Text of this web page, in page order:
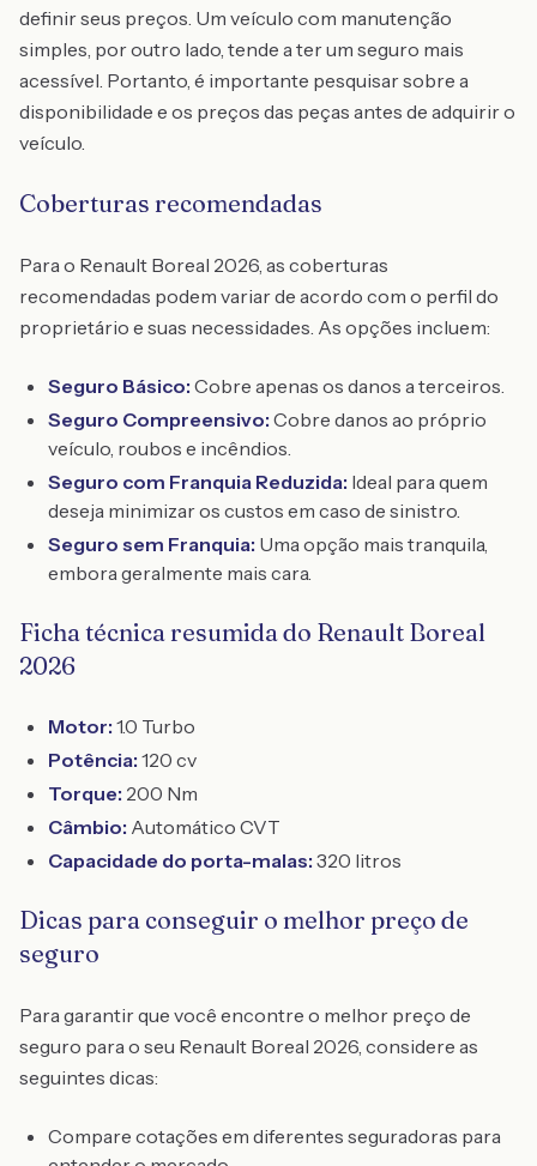
definir seus preços. Um veículo com manutenção
simples, por outro lado, tende a ter um seguro mais
acessível. Portanto, é importante pesquisar sobre a
disponibilidade e os preços das peças antes de adquirir o
veículo.
Coberturas recomendadas
Para o Renault Boreal 2026, as coberturas
recomendadas podem variar de acordo com o perfil do
proprietário e suas necessidades. As opções incluem:
Seguro Básico: Cobre apenas os danos a terceiros.
Seguro Compreensivo: Cobre danos ao próprio
veículo, roubos e incêndios.
Seguro com Franquia Reduzida: Ideal para quem
deseja minimizar os custos em caso de sinistro.
Seguro sem Franquia: Uma opção mais tranquila,
embora geralmente mais cara.
Ficha técnica resumida do Renault Boreal
2026
Motor: 1.0 Turbo
Potência: 120 cv
Torque: 200 Nm
Câmbio: Automático CVT
Capacidade do porta-malas: 320 litros
Dicas para conseguir o melhor preço de
seguro
Para garantir que você encontre o melhor preço de
seguro para o seu Renault Boreal 2026, considere as
seguintes dicas:
Compare cotações em diferentes seguradoras para